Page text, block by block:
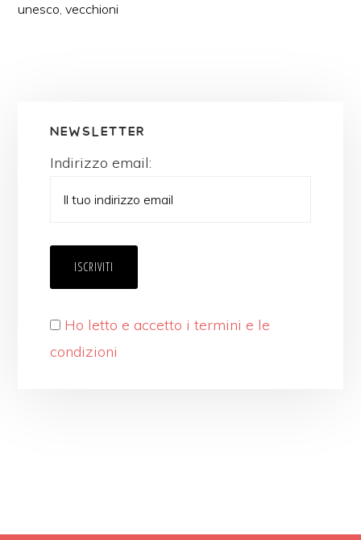
unesco,vecchioni
NEWSLETTER
Indirizzo email:
Ho letto e accetto i termini e le
condizioni